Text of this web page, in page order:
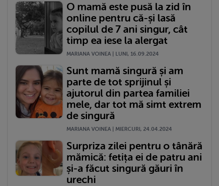
O mamă este pusă la zid în
online pentru că-și lasă
copilul de 7 ani singur, cât
timp ea iese la alergat
MARIANA VOINEA | LUNI, 16.09.2024
Sunt mamă singură și am
parte de tot sprijinul și
ajutorul din partea familiei
mele, dar tot mă simt extrem
de singură
MARIANA VOINEA | MIERCURI, 24.04.2024
Surpriza zilei pentru o tânără
mămică: fetița ei de patru ani
și-a făcut singură găuri în
urechi